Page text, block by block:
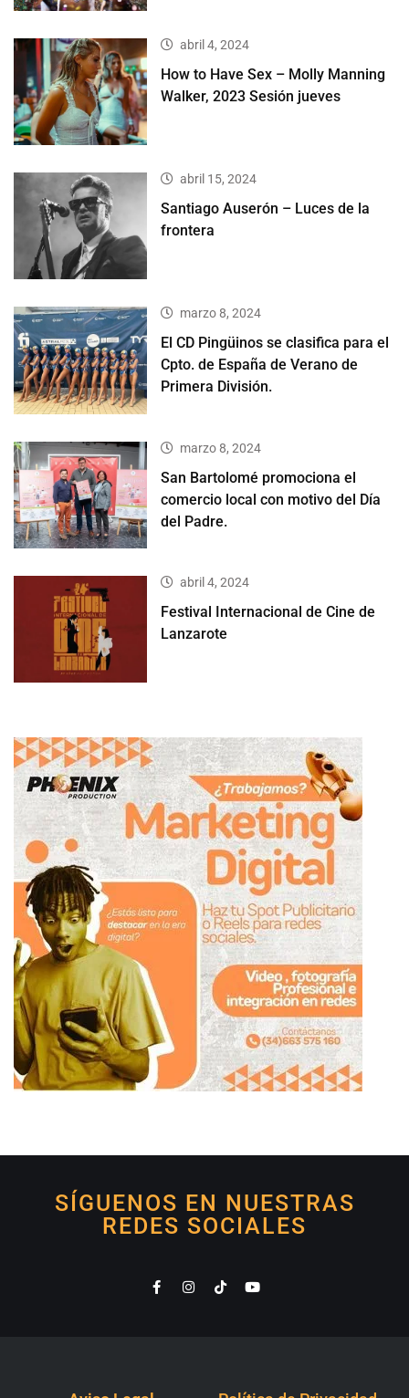
abril 4, 2024
How to Have Sex – Molly Manning
Walker, 2023 Sesión jueves
abril 15, 2024
Santiago Auserón – Luces de la
frontera
marzo 8, 2024
El CD Pingüinos se clasifica para el
Cpto. de España de Verano de
Primera División.
marzo 8, 2024
San Bartolomé promociona el
comercio local con motivo del Día
del Padre.
abril 4, 2024
Festival Internacional de Cine de
Lanzarote
SÍGUENOS EN NUESTRAS
REDES SOCIALES